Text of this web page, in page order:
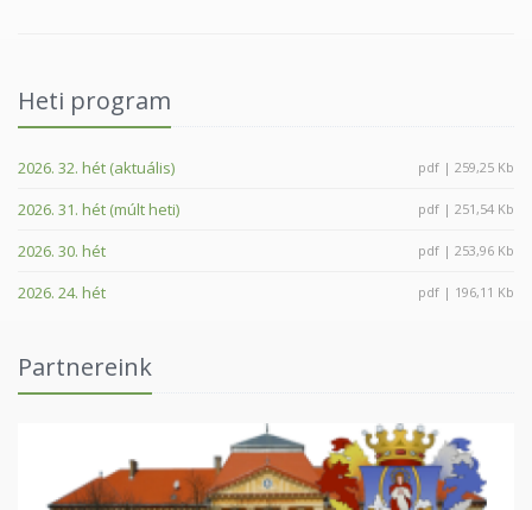
Heti program
2026. 32. hét (aktuális) pdf | 259,25 Kb
2026. 31. hét (múlt heti) pdf | 251,54 Kb
2026. 30. hét pdf | 253,96 Kb
2026. 24. hét pdf | 196,11 Kb
Partnereink